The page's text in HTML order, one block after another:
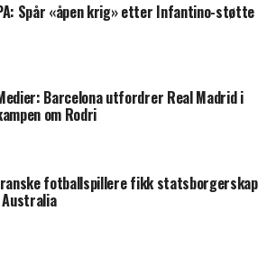
Spår «åpen krig» etter Infantino-støtte
Barcelona utfordrer Real Madrid i
om Rodri
fotballspillere fikk statsborgerskap